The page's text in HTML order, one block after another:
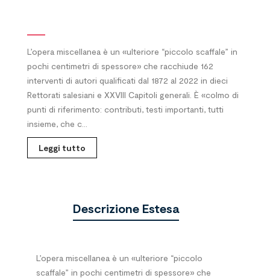
L’opera miscellanea è un «ulteriore “piccolo scaffale” in
pochi centimetri di spessore» che racchiude 162
interventi di autori qualificati dal 1872 al 2022 in dieci
Rettorati salesiani e XXVIII Capitoli generali. È «colmo di
punti di riferimento: contributi, testi importanti, tutti
insieme, che c...
Leggi tutto
Descrizione Estesa
L’opera miscellanea è un «ulteriore “piccolo
scaffale” in pochi centimetri di spessore» che